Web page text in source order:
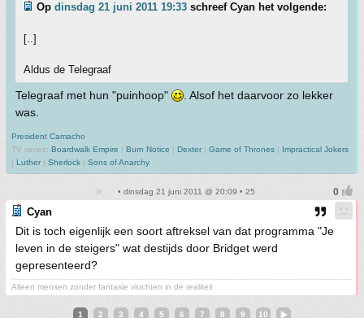
Op dinsdag 21 juni 2011 19:33 schreef Cyan het volgende:
[..]
Aldus de Telegraaf
Telegraaf met hun "puinhoop"
. Alsof het daarvoor zo lekker
was.
President Camacho
TV series: Boardwalk Empire | Burn Notice | Dexter | Game of Thrones | Impractical Jokers
| Luther | Sherlock | Sons of Anarchy
• dinsdag 21 juni 2011 @ 20:09 • 25
Cyan
Dit is toch eigenlijk een soort aftreksel van dat programma "Je
leven in de steigers" wat destijds door Bridget werd
gepresenteerd?
Alleen mensen zonder fantasie vluchten in de realiteit
1 2 3 4 5 6 7 8 9 10